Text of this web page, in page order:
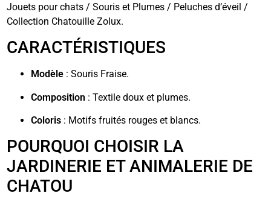
Jouets pour chats / Souris et Plumes / Peluches d’éveil /
Collection Chatouille Zolux.
CARACTÉRISTIQUES
Modèle : Souris Fraise.
Composition : Textile doux et plumes.
Coloris : Motifs fruités rouges et blancs.
POURQUOI CHOISIR LA
JARDINERIE ET ANIMALERIE DE
CHATOU